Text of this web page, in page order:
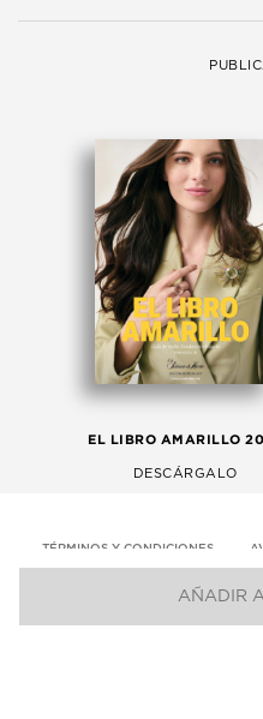
AÑADIR
EL LIBRO AMARILLO
DESCÁRGALO
TÉRMINOS Y CONDICIONES